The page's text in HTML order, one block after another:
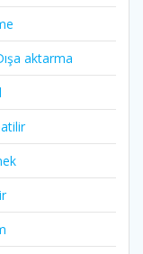
aktarma